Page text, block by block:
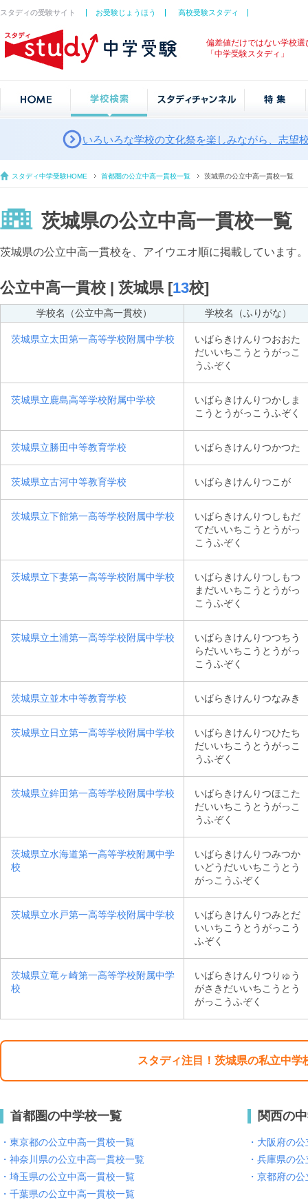
スタディの受験サイト お受験じょうほう 高校受験スタディ
偏差値だけではない学校選
「中学受験スタディ」
いろいろな学校の文化祭を楽しみながら、志望
スタディ中学受験HOME 首都圏の公立中高一貫校一覧 茨城県の公立中高一貫校一覧
茨城県の公立中高一貫校一覧
茨城県の公立中高一貫校を、アイウエオ順に掲載しています。
公立中高一貫校 | 茨城県 [13校]
学校名（公立中高一貫校） 学校名（ふりがな）
茨城県立太田第一高等学校附属中学校
いばらきけんりつおおた
だいいちこうとうがっこ
うふぞく
茨城県立鹿島高等学校附属中学校
いばらきけんりつかしま
こうとうがっこうふぞく
茨城県立勝田中等教育学校 いばらきけんりつかつた
茨城県立古河中等教育学校 いばらきけんりつこが
茨城県立下館第一高等学校附属中学校
いばらきけんりつしもだ
てだいいちこうとうがっ
こうふぞく
茨城県立下妻第一高等学校附属中学校
いばらきけんりつしもつ
まだいいちこうとうがっ
こうふぞく
茨城県立土浦第一高等学校附属中学校
いばらきけんりつつちう
らだいいちこうとうがっ
こうふぞく
茨城県立並木中等教育学校 いばらきけんりつなみき
茨城県立日立第一高等学校附属中学校
いばらきけんりつひたち
だいいちこうとうがっこ
うふぞく
茨城県立鉾田第一高等学校附属中学校
いばらきけんりつほこた
だいいちこうとうがっこ
うふぞく
茨城県立水海道第一高等学校附属中学
校
いばらきけんりつみつか
いどうだいいちこうとう
がっこうふぞく
茨城県立水戸第一高等学校附属中学校
いばらきけんりつみとだ
いいちこうとうがっこう
ふぞく
茨城県立竜ヶ崎第一高等学校附属中学
校
いばらきけんりつりゅう
がさきだいいちこうとう
がっこうふぞく
スタディ注目！茨城県の私立中学
首都圏の中学校一覧
・東京都の公立中高一貫校一覧
・神奈川県の公立中高一貫校一覧
・埼玉県の公立中高一貫校一覧
・千葉県の公立中高一貫校一覧
関西の
・大阪府の
・兵庫県の
・京都府の